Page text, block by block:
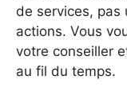
de services, pas
actions. Vous
votre conseiller
au fil du temps.